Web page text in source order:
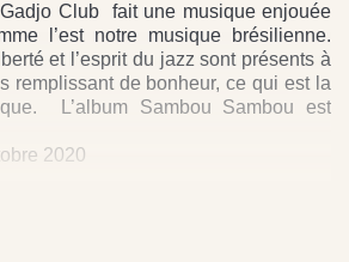
Club fait une musique enjouée
l’est notre musique brésilienne.
et l’esprit du jazz sont présents à
remplissant de bonheur, ce qui est la
L’album Sambou Sambou est
2020